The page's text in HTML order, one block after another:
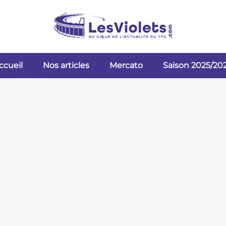
Nos articles Mercato Saison 2025/